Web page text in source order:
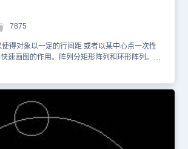
7875
得对象以一定的行间距 或者以某中心点一次性
速画图的作用。阵列分矩形阵列和环形阵列。今
绘制一个直径为35的圆 3、 选取圆为对
【复制】按钮，利用对象捕捉功能捕捉圆的下端
中心 4、 在命令栏输入
，系统弹出如图所示的“阵列”对话框 5、 点击
此时对话框暂时关闭，在绘图区域选取复制的圆